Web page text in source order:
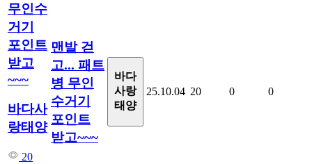
무인수
거기
포인트
받고
~~~
바다사
랑태양
20
맨발 걷
고... 패트
병 무인
수거기
포인트
받고~~~
바다
사랑
태양
25.10.04 20 0 0